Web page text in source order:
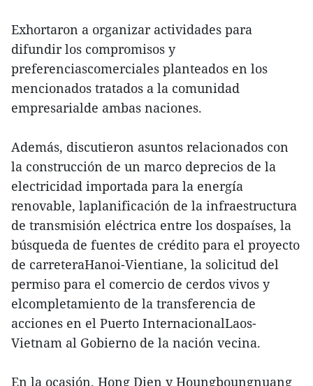
Exhortaron a organizar actividades para
difundir los compromisos y
preferenciascomerciales planteados en los
mencionados tratados a la comunidad
empresarialde ambas naciones.
Además, discutieron asuntos relacionados con
la construcción de un marco deprecios de la
electricidad importada para la energía
renovable, laplanificación de la infraestructura
de transmisión eléctrica entre los dospaíses, la
búsqueda de fuentes de crédito para el proyecto
de carreteraHanoi-Vientiane, la solicitud del
permiso para el comercio de cerdos vivos y
elcompletamiento de la transferencia de
acciones en el Puerto InternacionalLaos-
Vietnam al Gobierno de la nación vecina.
En la ocasión, Hong Dien y Houngboungnuang